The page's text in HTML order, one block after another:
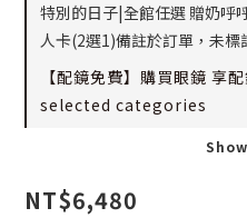
特別的日子|全館任選 贈奶呼
人卡(2選1)備註於訂單，未
【配鏡免費】購買眼鏡 享
selected categories
NT$6,480